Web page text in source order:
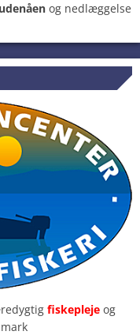
og nedlæggelse
fiskepleje og